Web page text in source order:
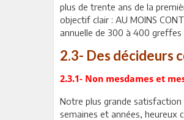
plus de trente ans de la
objectif clair : AU MOINS
annuelle de 300 à 400 greffes
2.3- Des décideurs
2.3.1- Non mesdames et
Notre plus grande satisfaction
semaines et années, heureux